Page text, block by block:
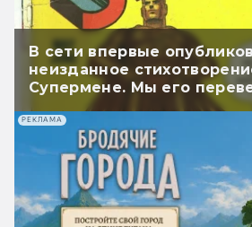
В сети впервые
неизданное
Супермене. Мы его
РЕКЛАМА